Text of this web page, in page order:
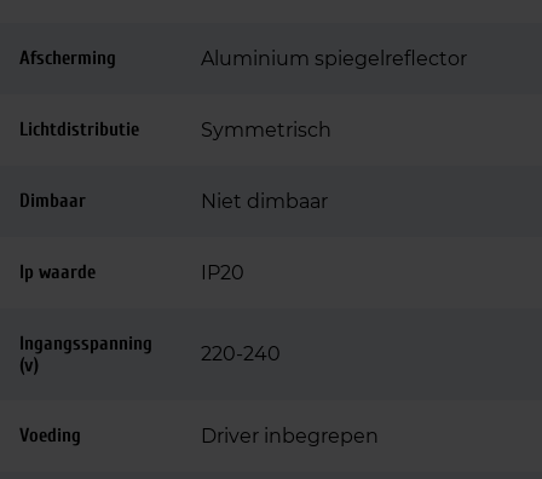
Afscherming Aluminium spiegelreflector
Lichtdistributie Symmetrisch
Dimbaar Niet dimbaar
Ip waarde IP20
Ingangsspanning
(v)
220-240
Voeding Driver inbegrepen